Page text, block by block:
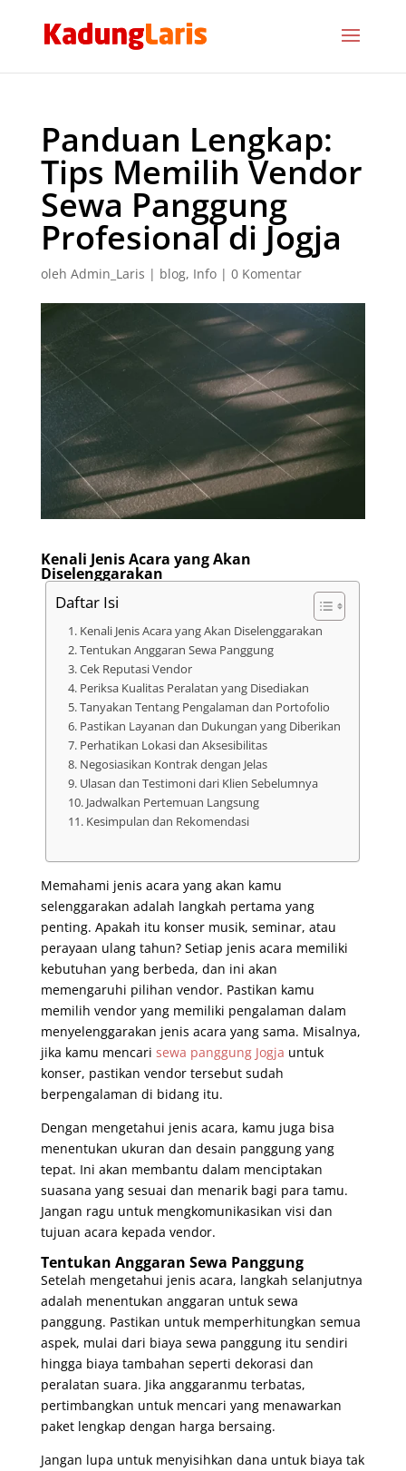
Panduan Lengkap:
Tips Memilih Vendor
Sewa Panggung
Profesional di Jogja
oleh Admin_Laris | blog, Info| 0 Komentar
Kenali Jenis Acara yang Akan
Diselenggarakan
Daftar Isi
Kenali Jenis Acara yang Akan Diselenggarakan
Tentukan Anggaran Sewa Panggung
Cek Reputasi Vendor
Periksa Kualitas Peralatan yang Disediakan
Tanyakan Tentang Pengalaman dan Portofolio
Pastikan Layanan dan Dukungan yang Diberikan
Perhatikan Lokasi dan Aksesibilitas
Negosiasikan Kontrak dengan Jelas
Ulasan dan Testimoni dari Klien Sebelumnya
Jadwalkan Pertemuan Langsung
Kesimpulan dan Rekomendasi
Memahami jenis acara yang akan kamu
selenggarakan adalah langkah pertama yang
penting. Apakah itu konser musik, seminar, atau
perayaan ulang tahun? Setiap jenis acara memiliki
kebutuhan yang berbeda, dan ini akan
memengaruhi pilihan vendor. Pastikan kamu
memilih vendor yang memiliki pengalaman dalam
menyelenggarakan jenis acara yang sama. Misalnya,
jika kamu mencari sewa panggung Jogja untuk
konser, pastikan vendor tersebut sudah
berpengalaman di bidang itu.
Dengan mengetahui jenis acara, kamu juga bisa
menentukan ukuran dan desain panggung yang
tepat. Ini akan membantu dalam menciptakan
suasana yang sesuai dan menarik bagi para tamu.
Jangan ragu untuk mengkomunikasikan visi dan
tujuan acara kepada vendor.
Tentukan Anggaran Sewa Panggung
Setelah mengetahui jenis acara, langkah selanjutnya
adalah menentukan anggaran untuk sewa
panggung. Pastikan untuk memperhitungkan semua
aspek, mulai dari biaya sewa panggung itu sendiri
hingga biaya tambahan seperti dekorasi dan
peralatan suara. Jika anggaranmu terbatas,
pertimbangkan untuk mencari yang menawarkan
paket lengkap dengan harga bersaing.
Jangan lupa untuk menyisihkan dana untuk biaya tak